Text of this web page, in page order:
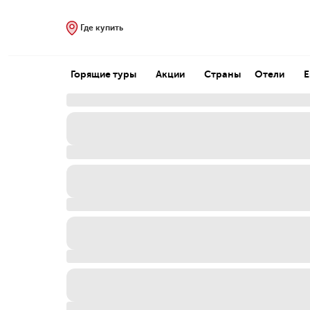
Где купить
Горящие туры Акции Страны Отели